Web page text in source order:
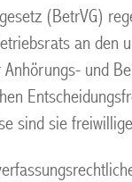
(BetrVG)
an den
und
sind sie